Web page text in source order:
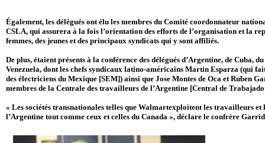
Également, les délégués ont élu les membres du Comité coordonnateur
CSLA, qui assurera à la fois l’orientation des efforts de l’organisation et la
femmes, des jeunes et des principaux syndicats qui y sont affiliés.
De plus, étaient présents à la conférence des délégués d’Argentine, de Cuba,
Venezuela, dont les chefs syndicaux latino-américains Martin Esparza (qui
des électriciens du Mexique [SEM]) ainsi que Jose Montes de Oca et Ruben
membres de la Centrale des travailleurs de l’Argentine [Central de
« Les sociétés transnationales telles que Walmartexploitent les travailleurs et
l’Argentine tout comme ceux et celles du Canada », déclare le confrère